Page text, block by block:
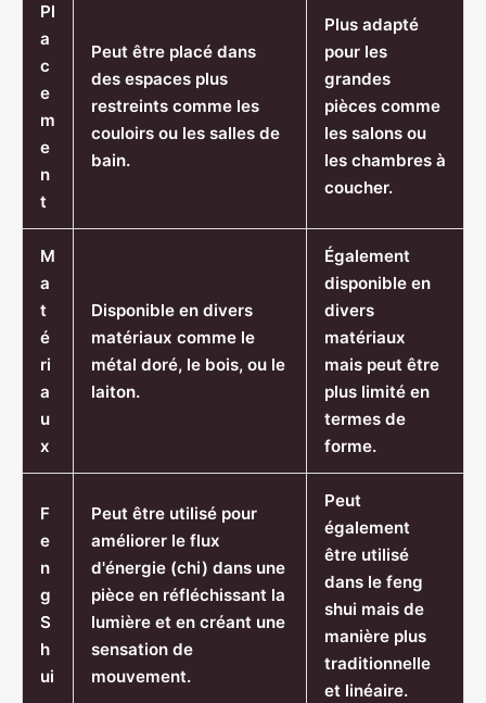
Pl
a
c
e
m
e
n
t
Peut être placé dans
des espaces plus
restreints comme les
couloirs ou les salles de
bain.
Plus adapté
pour les
grandes
pièces comme
les salons ou
les chambres à
coucher.
M
a
t
é
ri
a
u
x
Disponible en divers
matériaux comme le
métal doré, le bois, ou le
laiton.
Également
disponible en
divers
matériaux
mais peut être
plus limité en
termes de
forme.
F
e
n
g
S
h
ui
Peut être utilisé pour
améliorer le flux
d'énergie (chi) dans une
pièce en réfléchissant la
lumière et en créant une
sensation de
mouvement.
Peut
également
être utilisé
dans le feng
shui mais de
manière plus
traditionnelle
et linéaire.